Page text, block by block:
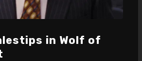
in Wolf of